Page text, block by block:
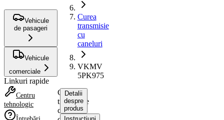
Vehicule
de pasageri
Vehicule
comerciale
Linkuri rapide
Centru
tehnologic
Curea
transmisie
cu
caneluri
VKMV
5PK975
Curea
transmisie
cu
Detalii
despre
produs